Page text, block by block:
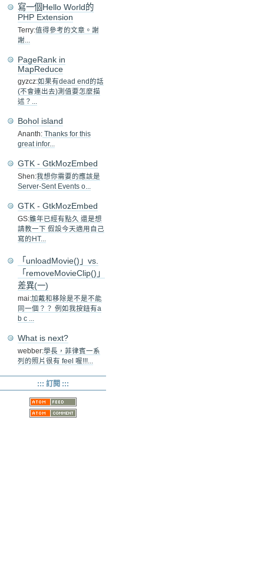
寫一個Hello World的
PHP Extension
Terry:值得參考的文章。謝
謝...
PageRank in
MapReduce
gyzcz:如果有dead end的話
(不會連出去)測值要怎麼描
述？...
Bohol island
Ananth: Thanks for this
great infor...
GTK - GtkMozEmbed
Shen:我想你需要的應該是
Server-Sent Events o...
GTK - GtkMozEmbed
GS:雖年已經有點久 還是想
請教一下 假設今天適用自己
寫的HT...
「unloadMovie()」vs.
「removeMovieClip()」
差異(一)
mai:加戴和移除是不是不能
同一個？？ 例如我按鈕有a
b c ...
What is next?
webber:學長，菲律賓一系
列的照片很有 feel 喔!!!...
::: 訂閱 :::